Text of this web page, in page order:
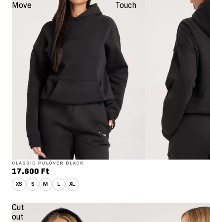
Move Touch
CLASSIC PULÓVER BLACK
17.600 Ft
XS S M L XL
Cut
out